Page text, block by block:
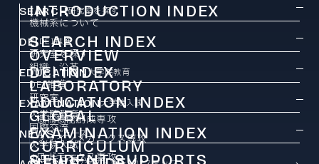
INTRODUCTION INDEX
機械系について
OVERVIEW
組織・沿革
SEARCH研究室を探す
SEARCH INDEX
研究室を探す
LABORATORY
研究室
機械機能創成専攻
ファインメカニクス専攻
ロボティクス専攻
DEIDEI推進
DEI INDEX
DEI推進
GLOBAL
国際交流
STUDENT SUPPORTS
EDUCATION大学院教育
EDUCATION INDEX
大学院教育
CURRICULUM
カリキュラム
EXAMINATION大学院入試
EXAMINATION INDEX
大学院入試
NEWSニュース